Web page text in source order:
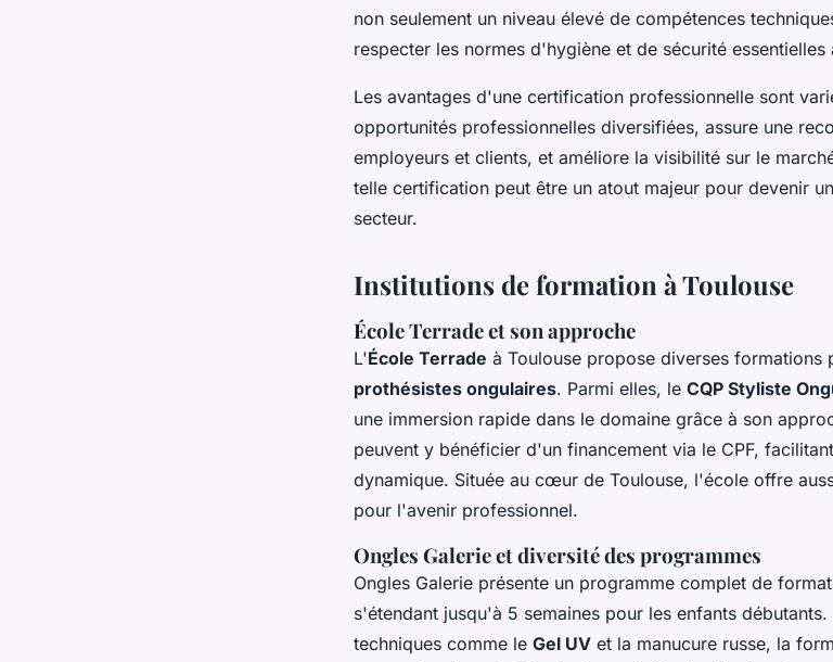
non seulement un niveau élevé de compétences
respecter les normes d'hygiène et de sécurité
Les avantages d'une certification professionnelle sont
opportunités professionnelles diversifiées, assure une
employeurs et clients, et améliore la visibilité sur le
telle certification peut être un atout majeur pour devenir
secteur.
Institutions de formation à Toulouse
École Terrade et son approche
L'École Terrade à Toulouse propose diverses formations
prothésistes ongulaires. Parmi elles, le CQP Styliste
une immersion rapide dans le domaine grâce à son
peuvent y bénéficier d'un financement via le CPF,
dynamique. Située au cœur de Toulouse, l'école offre
pour l'avenir professionnel.
Ongles Galerie et diversité des programmes
Ongles Galerie présente un programme complet de
s'étendant jusqu'à 5 semaines pour les enfants
techniques comme le Gel UV et la manucure russe, la